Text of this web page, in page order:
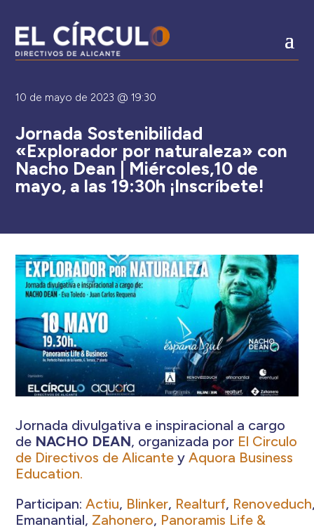
10 de mayo de 2023 @ 19:30
Jornada Sostenibilidad
«Explorador por naturaleza» con
Nacho Dean | Miércoles,10 de
mayo, a las 19:30h ¡Inscríbete!
Jornada divulgativa e inspiracional a cargo
de NACHO DEAN, organizada por El Circulo
de Directivos de Alicante yAquora Business
Education.
Participan:Actiu, Blinker, Realturf, Renoveduch
Emanantial, Zahonero, Panoramis Life &